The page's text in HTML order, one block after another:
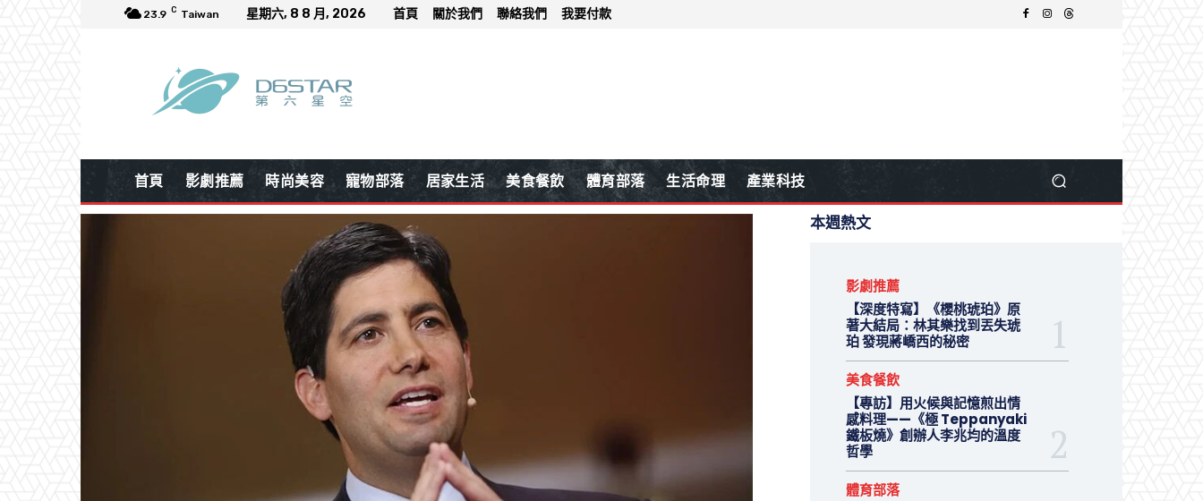
23.9 C Taiwan 星期六, 8 8 月, 2026 首頁 關於我們 聯絡我們 我要付款
首頁 影劇推薦 時尚美容 寵物部落 居家生活 美食餐飲 體育部落 生活命理 產業科技
本週熱文
影劇推薦
【深度特寫】《櫻桃琥珀》原
著大結局：林其樂找到丟失琥
珀 發現蔣嶠西的秘密
美食餐飲
【專訪】用火候與記憶煎出情
感料理——《極 Teppanyaki
鐵板燒》創辦人李兆均的溫度
哲學
體育部落